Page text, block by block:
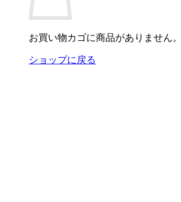
お買い物カゴに商品がありません。
ショップに戻る